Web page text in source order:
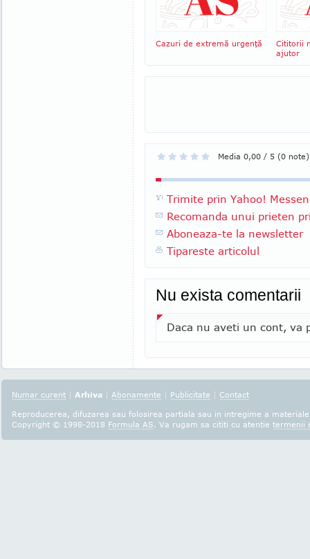
Cazuri de extremă urgenţă
Cititorii
ajutor
Media 0,00 / 5 (0 note)
Trimite prin Yahoo!
Recomanda unui prieten
Aboneaza-te la newsletter
Tipareste articolul
Nu exista comentarii
Daca nu aveti un cont, va
Numar curent | Arhiva | Abonamente | Publicitate | Contact
Reproducerea, difuzarea sau folosirea partiala sau in intregime a
Copyright © 1998-2018 Formula AS. Va rugam sa cititi cu atentie termenii